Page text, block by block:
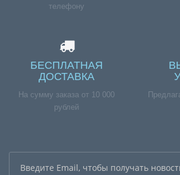
телефону
БЕСПЛАТНАЯ
ДОСТАВКА
На сумму заказа от 10 000
рублей